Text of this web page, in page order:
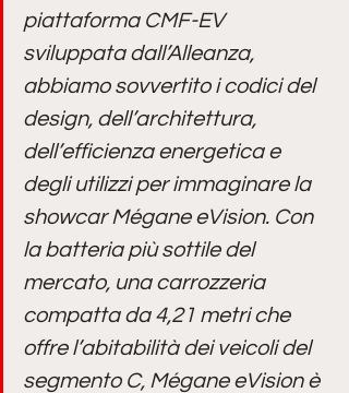
piattaforma CMF-EV
sviluppata dall’Alleanza,
abbiamo sovvertito i codici del
design, dell’architettura,
dell’efficienza energetica e
degli utilizzi per immaginare la
showcar Mégane eVision. Con
la batteria più sottile del
mercato, una carrozzeria
compatta da 4,21 metri che
offre l’abitabilità dei veicoli del
segmento C, Mégane eVision è